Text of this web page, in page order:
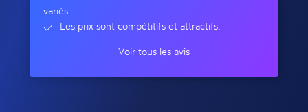
variés.
Les prix sont compétitifs et attractifs.
Voir tous les avis